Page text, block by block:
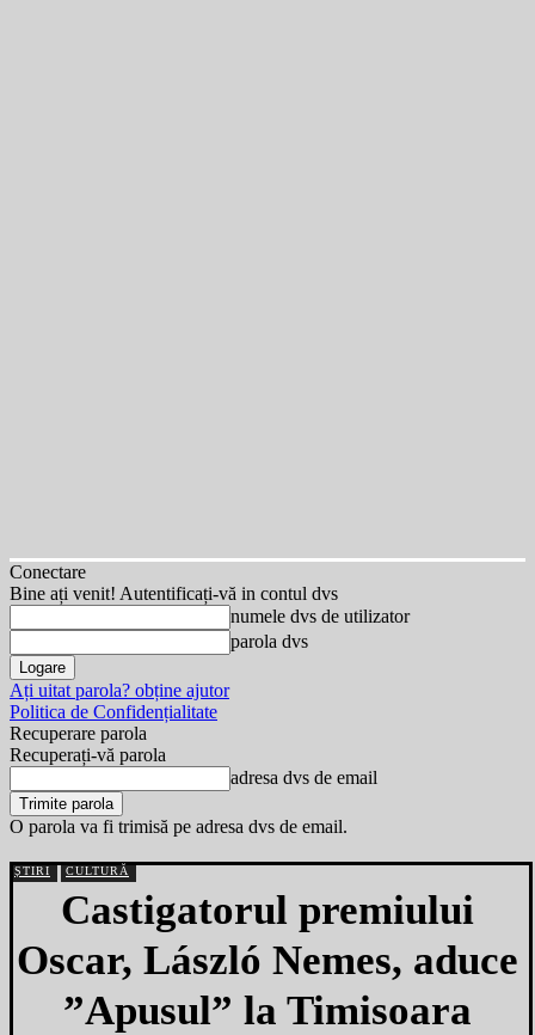
Conectare
Bine ați venit! Autentificați-vă in contul dvs
numele dvs de utilizator
parola dvs
Ați uitat parola? obține ajutor
Politica de Confidențialitate
Recuperare parola
Recuperați-vă parola
adresa dvs de email
O parola va fi trimisă pe adresa dvs de email.
ȘTIRI CULTURĂ
Castigatorul premiului
Oscar, László Nemes, aduce
”Apusul” la Timisoara